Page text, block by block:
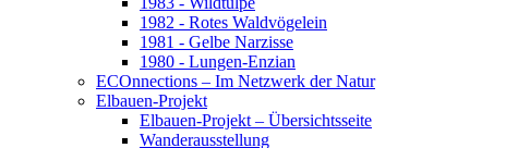
1982 - Rotes Waldvögelein
1981 - Gelbe Narzisse
1980 - Lungen-Enzian
ECOnnections – Im Netzwerk der Natur
Elbauen-Projekt
Elbauen-Projekt – Übersichtsseite
Wanderausstellung